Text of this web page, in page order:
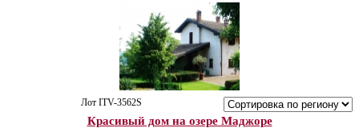
Лот ITV-3562S
Красивый дом на озере Маджоре